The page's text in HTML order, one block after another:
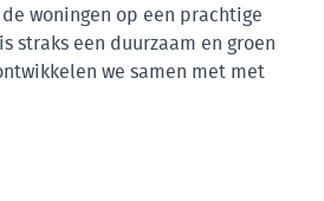
woningen op een prachtige
straks een duurzaam en groen
we samen met met